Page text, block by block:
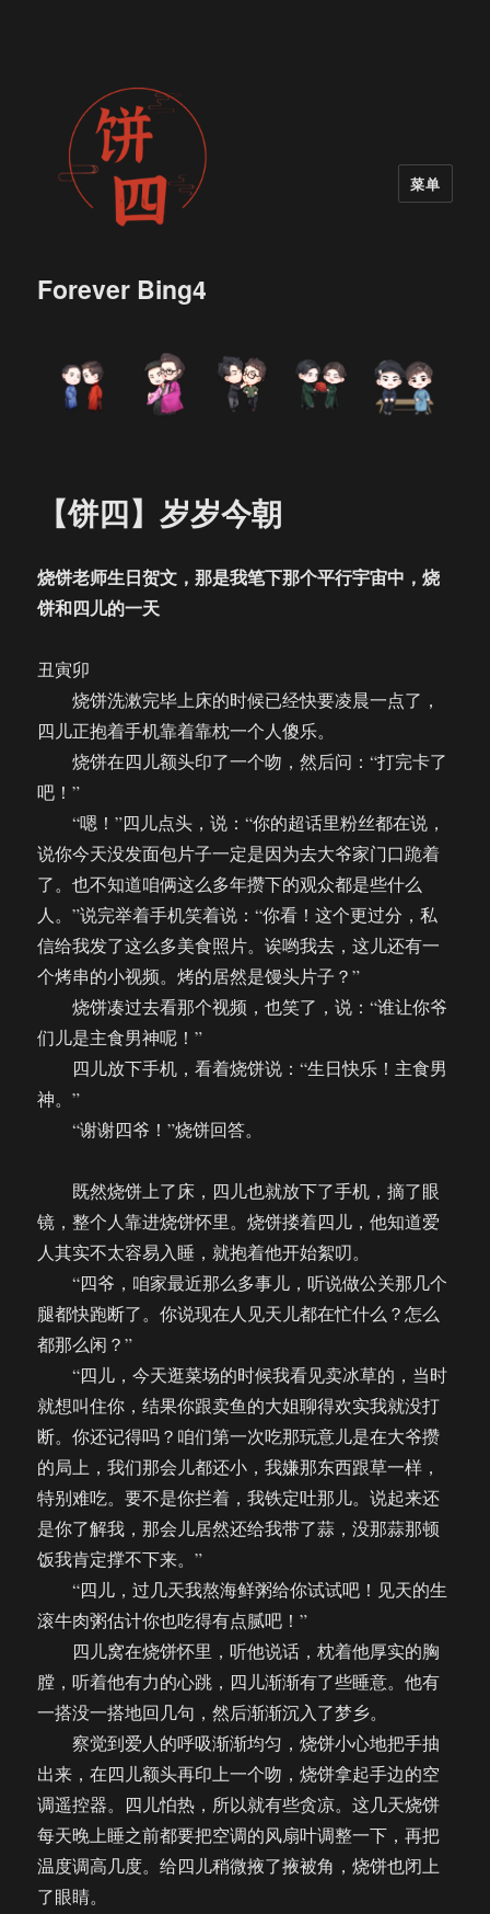
Forever Bing4
菜单
【饼四】岁岁今朝
烧饼老师生日贺文，那是我笔下那个平行宇宙中，烧
饼和四儿的一天
丑寅卯
烧饼洗漱完毕上床的时候已经快要凌晨一点了，
四儿正抱着手机靠着靠枕一个人傻乐。
烧饼在四儿额头印了一个吻，然后问：“打完卡了
吧！”
“嗯！”四儿点头，说：“你的超话里粉丝都在说，
说你今天没发面包片子一定是因为去大爷家门口跪着
了。也不知道咱俩这么多年攒下的观众都是些什么
人。”说完举着手机笑着说：“你看！这个更过分，私
信给我发了这么多美食照片。诶哟我去，这儿还有一
个烤串的小视频。烤的居然是馒头片子？”
烧饼凑过去看那个视频，也笑了，说：“谁让你爷
们儿是主食男神呢！”
四儿放下手机，看着烧饼说：“生日快乐！主食男
神。”
“谢谢四爷！”烧饼回答。
既然烧饼上了床，四儿也就放下了手机，摘了眼
镜，整个人靠进烧饼怀里。烧饼搂着四儿，他知道爱
人其实不太容易入睡，就抱着他开始絮叨。
“四爷，咱家最近那么多事儿，听说做公关那几个
腿都快跑断了。你说现在人见天儿都在忙什么？怎么
都那么闲？”
“四儿，今天逛菜场的时候我看见卖冰草的，当时
就想叫住你，结果你跟卖鱼的大姐聊得欢实我就没打
断。你还记得吗？咱们第一次吃那玩意儿是在大爷攒
的局上，我们那会儿都还小，我嫌那东西跟草一样，
特别难吃。要不是你拦着，我铁定吐那儿。说起来还
是你了解我，那会儿居然还给我带了蒜，没那蒜那顿
饭我肯定撑不下来。”
“四儿，过几天我熬海鲜粥给你试试吧！见天的生
滚牛肉粥估计你也吃得有点腻吧！”
四儿窝在烧饼怀里，听他说话，枕着他厚实的胸
膛，听着他有力的心跳，四儿渐渐有了些睡意。他有
一搭没一搭地回几句，然后渐渐沉入了梦乡。
察觉到爱人的呼吸渐渐均匀，烧饼小心地把手抽
出来，在四儿额头再印上一个吻，烧饼拿起手边的空
调遥控器。四儿怕热，所以就有些贪凉。这几天烧饼
每天晚上睡之前都要把空调的风扇叶调整一下，再把
温度调高几度。给四儿稍微掖了掖被角，烧饼也闭上
了眼睛。